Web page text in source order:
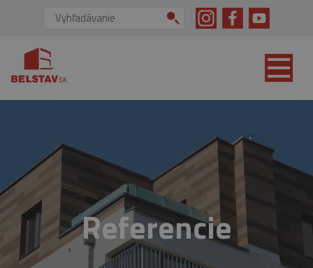
Vyhľadávanie:
Referencie